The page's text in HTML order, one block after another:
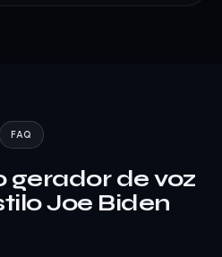
FAQ
gerador de voz
Joe Biden